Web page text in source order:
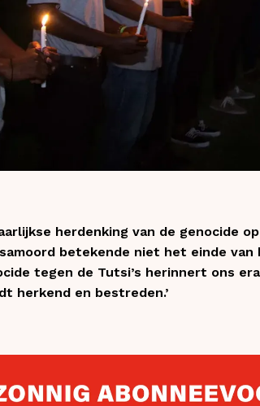
herdenking van de genocide
betekende niet het einde
tegen de Tutsi’s herinnert ons
herkend en bestreden.’